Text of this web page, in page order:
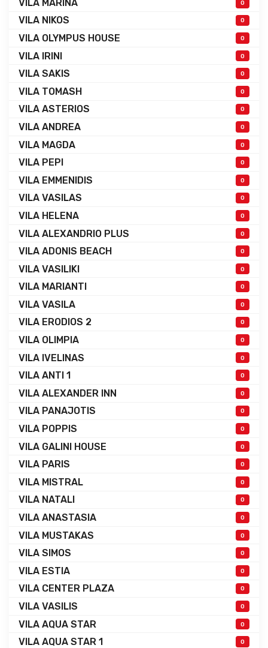
VILA MARINA 0
VILA NIKOS 0
VILA OLYMPUS HOUSE 0
VILA IRINI 0
VILA SAKIS 0
VILA TOMASH 0
VILA ASTERIOS 0
VILA ANDREA 0
VILA MAGDA 0
VILA PEPI 0
VILA EMMENIDIS 0
VILA VASILAS 0
VILA HELENA 0
VILA ALEXANDRIO PLUS 0
VILA ADONIS BEACH 0
VILA VASILIKI 0
VILA MARIANTI 0
VILA VASILA 0
VILA ERODIOS 2 0
VILA OLIMPIA 0
VILA IVELINAS 0
VILA ANTI 1 0
VILA ALEXANDER INN 0
VILA PANAJOTIS 0
VILA POPPIS 0
VILA GALINI HOUSE 0
VILA PARIS 0
VILA MISTRAL 0
VILA NATALI 0
VILA ANASTASIA 0
VILA MUSTAKAS 0
VILA SIMOS 0
VILA ESTIA 0
VILA CENTER PLAZA 0
VILA VASILIS 0
VILA AQUA STAR 0
VILA AQUA STAR 1 0